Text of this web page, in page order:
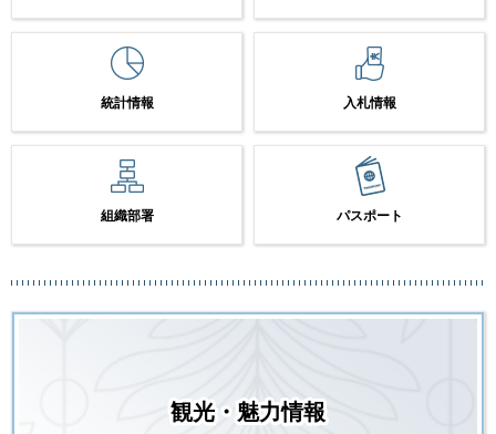
統計情報 入札情報
組織部署 パスポート
観光・魅力情報